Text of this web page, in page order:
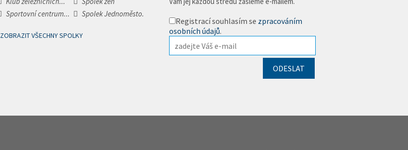
Sportovní centrum...
Spolek Jednoměsto.
ZOBRAZIT VŠECHNY SPOLKY
Registrací souhlasím se zpracováním
osobních údajů.